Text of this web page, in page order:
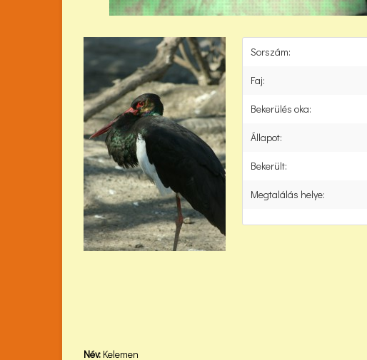
Sorszám:
Faj:
Bekerülés oka:
Állapot:
Bekerült:
Megtalálás helye:
Név: Kelemen